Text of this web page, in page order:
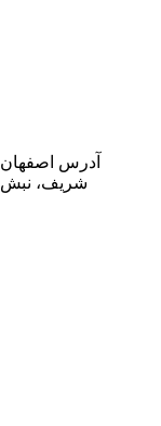
آدرس اصفهان